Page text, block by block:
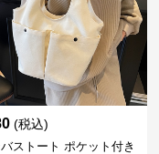
(税込)
ストート ポケット付き